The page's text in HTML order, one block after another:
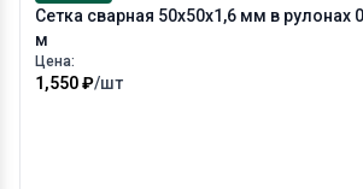
Сетка сварная 50х50х1,6 мм в рулонах
м
Цена:
1,550 ₽/шт